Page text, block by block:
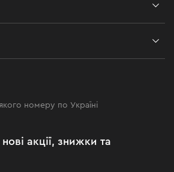
номеру по Україні
акції, знижки та